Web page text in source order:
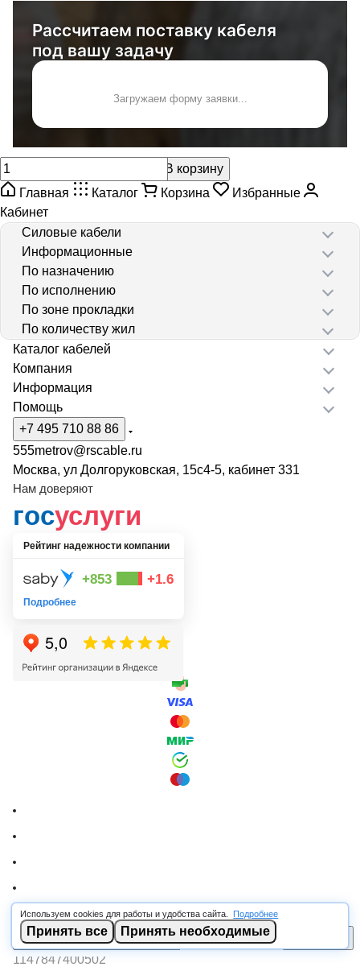
Рассчитаем поставку кабеля
под вашу задачу
Загружаем форму заявки...
Используем cookies для работы и удобства сайта. Подробнее
Принять все Принять необходимые
В корзину
Главная
Каталог Корзина
Избранные
Кабинет
Силовые кабели
Информационные
По назначению
По исполнению
По зоне прокладки
По количеству жил
Каталог кабелей
Компания
Информация
Помощь
+7 495 710 88 86
555metrov@rscable.ru
Москва, ул Долгоруковская, 15с4-5, кабинет 331
Нам доверяют
госуслуги
Рейтинг надежности компании
+853 +1.6
Подробнее
© 2026 RSCABLE.RU - Оптовая продажа кабеля
ООО «РОСКАБ», ИНН 7802877462, ОГРН
1147847400502